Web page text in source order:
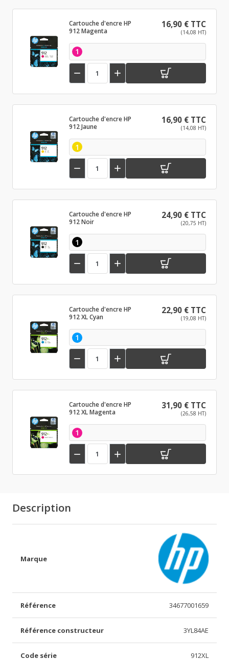
Cartouche d'encre HP
912 Magenta
16,90 € TTC
(14,08 HT)
1
 
Cartouche d'encre HP
912 Jaune
16,90 € TTC
(14,08 HT)
1
 
Cartouche d'encre HP
912 Noir
24,90 € TTC
(20,75 HT)
1
 
Cartouche d'encre HP
912 XL Cyan
22,90 € TTC
(19,08 HT)
1
 
Cartouche d'encre HP
912 XL Magenta
31,90 € TTC
(26,58 HT)
1
 
Description
Marque
Référence 34677001659
Référence constructeur 3YL84AE
Code série 912XL